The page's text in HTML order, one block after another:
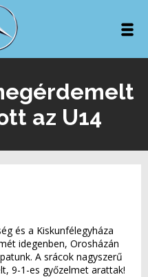
az U14
és a Kiskunfélegyháza
idegenben, Orosházán
A srácok nagyszerű
9-1-es győzelmet arattak!